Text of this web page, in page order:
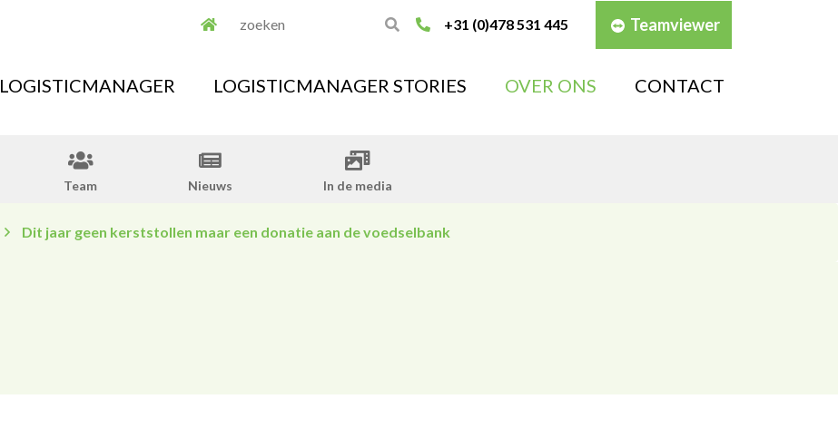
+31 (0)478 531 445 Teamviewer
LOGISTICMANAGER LOGISTICMANAGER STORIES OVER ONS CONTACT
Team Nieuws In de media
Dit jaar geen kerststollen maar een donatie aan de voedselbank